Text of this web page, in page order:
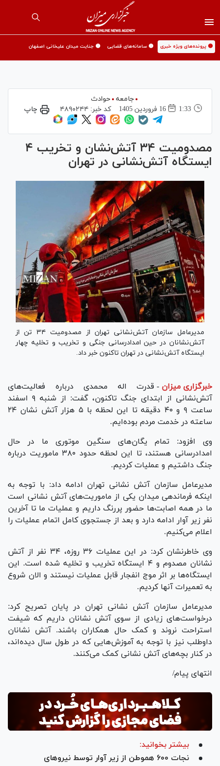
🟡 پرونده‌های ویژه خبری 🟡 سامانه‌های قضایی 🟡 جنایت میدان علیخانی اصفهان
جامعه
حوادث
1:33
16 فروردين 1405 کد خبر: ۴۸۹۰۲۴۴ چاپ
مصدومیت ۳۴ آتش‌نشان و تخریب ۴
ایستگاه آتش‌نشانی در تهران
مدیرعامل سازمان آتش‌نشانی تهران از مصدومیت ۳۴ تن از
آتش‌نشانان در حین امدادرسانی جنگی و تخریب و تخلیه چهار
ایستگاه آتش‌نشانی در تهران تاکنون خبر داد.
خبرگزاری میزان - قدرت اله محمدی درباره فعالیت‌های
آتش‌نشانی از ابتدای جنگ تاکنون، گفت: از شنبه ۹ اسفند
ساعت ۹ و ۴۰ دقیقه تا این لحظه با ۵ هزار آتش نشان ۲۴
ساعته در خدمت مردم بوده‌ایم.
وی افزود: تمام یگان‌های سنگین موتوری ما در حال
امدادرسانی هستند، تا این لحظه حدود ۳۸۰ ماموریت درباره
جنگ داشتیم و عملیات کردیم.
مدیرعامل سازمان آتش نشانی تهران ادامه داد: با توجه به
اینکه فرماندهی میدان یکی از ماموریت‌های آتش نشانی است
ما در همه اصابت‌ها حضور پررنگ داریم و عملیات ما تا آخرین
نفر زیر آوار ادامه دارد و بعد از جستجوی کامل اتمام عملیات را
اعلام می‌کنیم.
وی خاطرنشان کرد: در این عملیات ۳۶ روزه، ۳۴ نفر از آتش
نشانان مصدوم و ۴ ایستگاه تخریب و تخلیه شده است. این
ایستگاه‌ها بر اثر موج انفجار قابل عملیات نیستند و الان شروع
به تعمیرات آنها کردیم.
مدیرعامل سازمان آتش نشانی تهران در پایان تصریح کرد:
درخواست‌های زیادی از سوی آتش نشانان داریم که شیفت
استراحت نروند و کمک حال همکاران باشند. آتش نشانان
داوطلب نیز با توجه به آموزش‌هایی که در طول سال دیده‌اند،
در کنار بچه‌های آتش نشانی کمک می‌کنند.
انتهای پیام/
بیشتر بخوانید:
نجات ۶۰۰ هموطن از زیر آوار توسط نیرو‌های